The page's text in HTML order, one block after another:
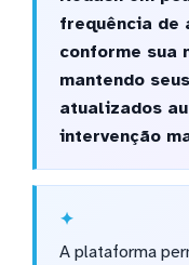
frequência de
conforme sua
mantendo
atualizados
intervenção
A plataforma